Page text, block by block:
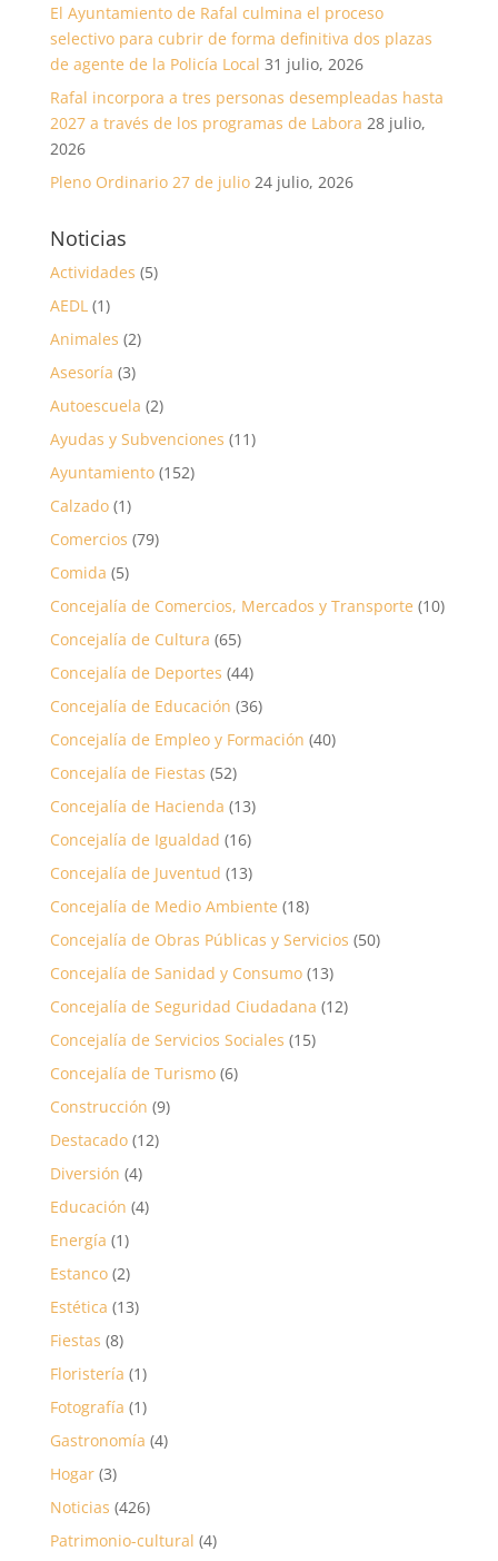
El Ayuntamiento de Rafal culmina el proceso
selectivo para cubrir de forma definitiva dos plazas
de agente de la Policía Local 31 julio, 2026
Rafal incorpora a tres personas desempleadas hasta
2027 a través de los programas de Labora 28 julio,
2026
Pleno Ordinario 27 de julio 24 julio, 2026
Noticias
Actividades (5)
AEDL (1)
Animales (2)
Asesoría (3)
Autoescuela (2)
Ayudas y Subvenciones (11)
Ayuntamiento(152)
Calzado(1)
Comercios (79)
Comida (5)
Concejalía de Comercios, Mercados y Transporte (10)
Concejalía de Cultura (65)
Concejalía de Deportes (44)
Concejalía de Educación (36)
Concejalía de Empleo y Formación (40)
Concejalía de Fiestas (52)
Concejalía de Hacienda (13)
Concejalía de Igualdad (16)
Concejalía de Juventud (13)
Concejalía de Medio Ambiente (18)
Concejalía de Obras Públicas y Servicios (50)
Concejalía de Sanidad y Consumo(13)
Concejalía de Seguridad Ciudadana (12)
Concejalía de Servicios Sociales (15)
Concejalía de Turismo(6)
Construcción (9)
Destacado(12)
Diversión (4)
Educación (4)
Energía (1)
Estanco(2)
Estética (13)
Fiestas (8)
Floristería (1)
Fotografía (1)
Gastronomía (4)
Hogar(3)
Noticias (426)
Patrimonio-cultural (4)